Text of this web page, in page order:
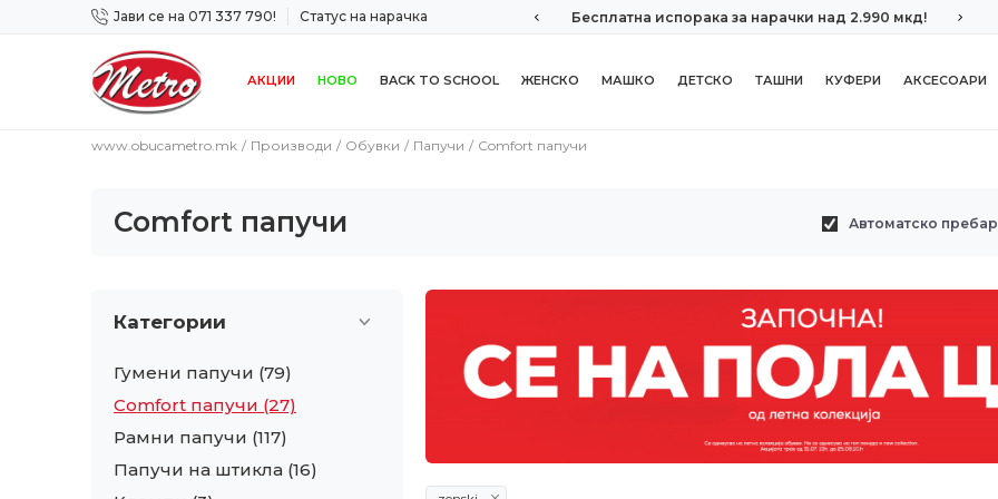
Јави се на 071 337 790! Статус на нарачка
Сигурно плаќање со платежна картичка! Бесплатна испорака за нарачки над 2.990 мкд!
АКЦИИ НОВО BACK TO SCHOOL ЖЕНСКО МАШКО ДЕТСКО ТАШНИ КУФЕРИ АКСЕСОАРИ
www.obucametro.mk Производи Обувки Папучи Comfort папучи
Comfort папучи Автоматско
Категории
Гумени папучи (79)
Comfort папучи (27)
Рамни папучи (117)
Папучи на штикла (16)